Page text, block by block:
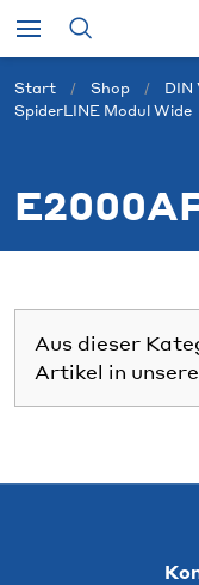
Start Shop
DIN
SpiderLINE Modul Wide
Aus dieser
Artikel in